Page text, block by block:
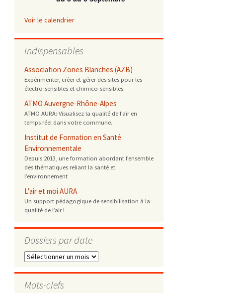
et de cuisson
/ ONG
/ reprotoxique
énergétique
Voir le calendrier
Indispensables
Association Zones Blanches (AZB)
Expérimenter, créer et gérer des sites pour les
électro-sensibles et chimico-sensibles.
ATMO Auvergne-Rhône-Alpes
ATMO AURA: Visualisez la qualité de l’air en
temps réel dans votre commune.
Institut de Formation en Santé
Environnementale
Depuis 2013, une formation abordant l’ensemble
des thématiques reliant la santé et
l’environnement
L'air et moi AURA
Un support pédagogique de sensibilisation à la
qualité de l’air !
Dossiers par date
Dossiers
date
Mots-clefs